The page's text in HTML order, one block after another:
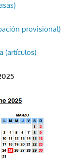
provisional)
(artículos)